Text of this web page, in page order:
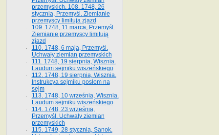
przemyskich. 108. 1748, 26
stycznia, Przemyśl. Ziemianie
przemyscy limitują zjazd
109. 1748, 11 marca, Przemyśl.
Ziemianie przemyscy limitują
zjazd
110. 1748, 6 maja, Przemyśl.
Uchwały ziemian przemyskich
111. 1748, 19 sierpnia, Wisznia.
Laudum sejmiku wiszeńskiego
112. 1748, 19 sierpnia, Wisznia.
Instrukcya sejmiku posłom na
sejm
113. 1748, 10 września, Wisznia.
Laudum sejmiku wiszeńskiego
114. 1748, 23 września,
Przemyśl. Uchwały ziemian
przemyskich
115. 1749, 28 stycznia, Sanok.